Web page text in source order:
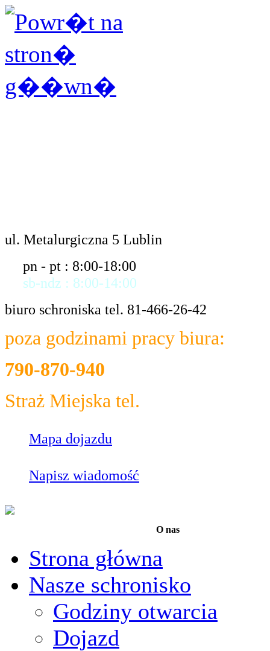
ul. Metalurgiczna 5 Lublin
pn - pt : 8:00-18:00
sb-ndz : 8:00-14:00
biuro schroniska tel. 81-466-26-42
poza godzinami pracy biura:
790-870-940
Straż Miejska tel.
Mapa dojazdu
Napisz wiadomość
O nas
Strona główna
Nasze schronisko
Godziny otwarcia
Dojazd